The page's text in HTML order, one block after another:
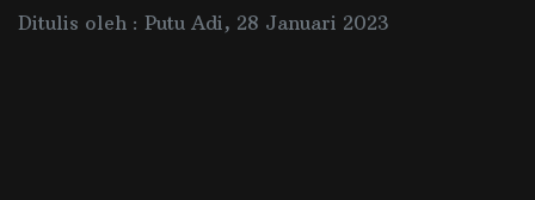
Ditulis oleh : Putu Adi, 28 Januari 2023